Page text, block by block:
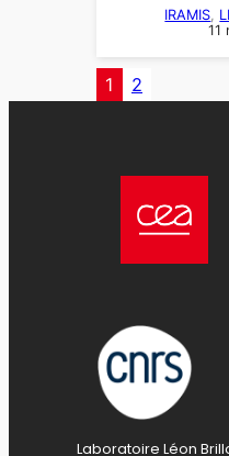
IRAMIS,
11
1 2
Laboratoire Léon